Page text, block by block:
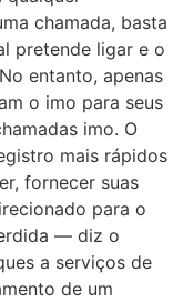
chamada, basta
pretende ligar e o
entanto, apenas
o imo para seus
imo. O
mais rápidos
fornecer suas
para o
— diz o
a serviços de
de um